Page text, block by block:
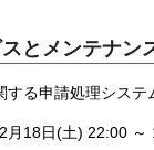
とメンテナン
する申請処理システ
月18日(土) 22:00 ～